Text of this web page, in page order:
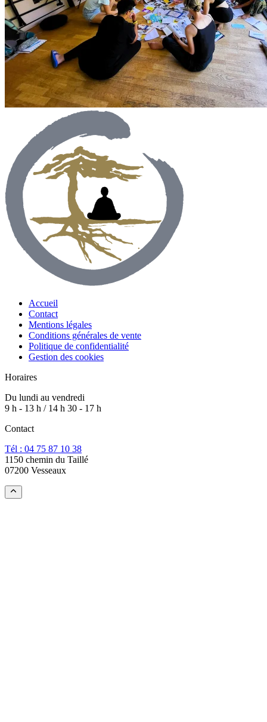
Accueil
Contact
Mentions légales
Conditions générales de vente
Politique de confidentialité
Gestion des cookies
Horaires
Du lundi au vendredi
9 h - 13 h / 14 h 30 - 17 h
Contact
Tél : 04 75 87 10 38
1150 chemin du Taillé
07200 Vesseaux